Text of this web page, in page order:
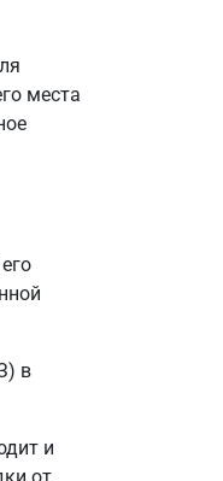
места
в
и